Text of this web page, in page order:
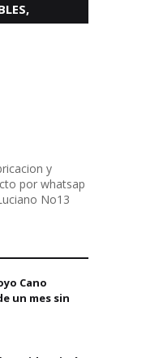
y
por whatsap
No13
Cano
un mes sin